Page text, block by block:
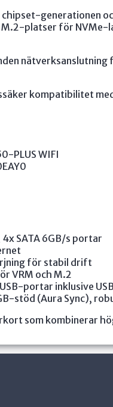
generationen
platser för
kompatibilitet
PLUS WIFI
SATA 6GB/s portar
för stabil drift
VRM och M.2
portar inklusive
stöd (Aura Sync),
som kombinerar